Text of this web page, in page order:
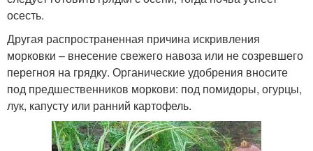
осесть.
Другая распространенная причина искривления
морковки – внесение свежего навоза или не созревшего
перегноя на грядку. Органические удобрения вносите
под предшественников моркови: под помидоры, огурцы,
лук, капусту или ранний картофель.